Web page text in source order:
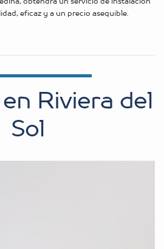
eficaz y a un precio asequible.
Riviera del
Sol